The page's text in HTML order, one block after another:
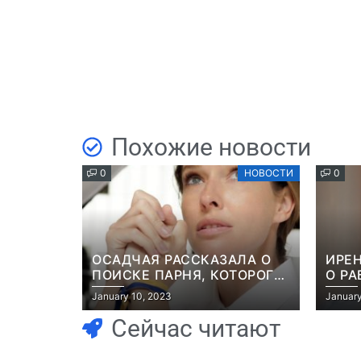
Похожие новости
0 НОВОСТИ
ОСАДЧАЯ РАССКАЗАЛА О
ПОИСКЕ ПАРНЯ, КОТОРОГО
ПОХИТИЛИ НА ГЛАЗАХ
НЕВЕСТЫ: “ОН ВЕСЬ УДАР
ПРИНЯЛ НА СЕБЯ”
January 10, 2023
0
О
Сейчас читают